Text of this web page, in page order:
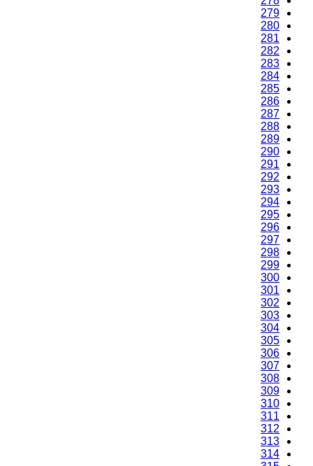
279
280
281
282
283
284
285
286
287
288
289
290
291
292
293
294
295
296
297
298
299
300
301
302
303
304
305
306
307
308
309
310
311
312
313
314